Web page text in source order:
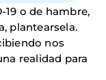
19 o de hambre,
plantearsela.
nos
realidad para